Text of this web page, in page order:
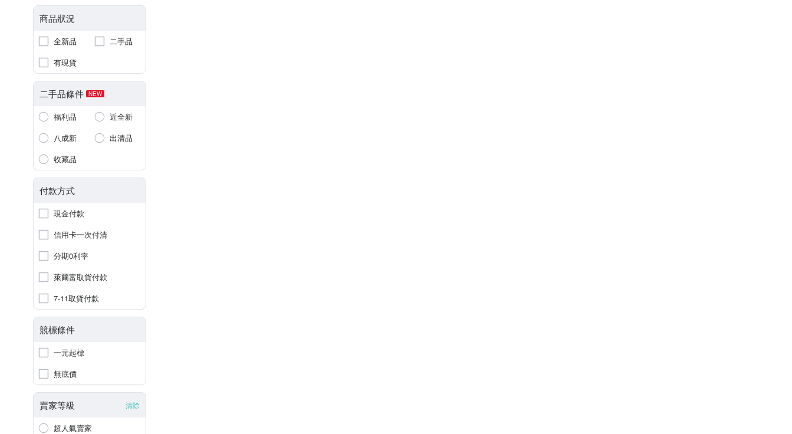
商品狀況
全新品
二手品
有現貨
二手品條件 NEW
福利品
近全新
八成新
出清品
收藏品
付款方式
現金付款
信用卡一次付清
分期0利率
萊爾富取貨付款
7-11取貨付款
競標條件
一元起標
無底價
賣家等級 清除
超人氣賣家